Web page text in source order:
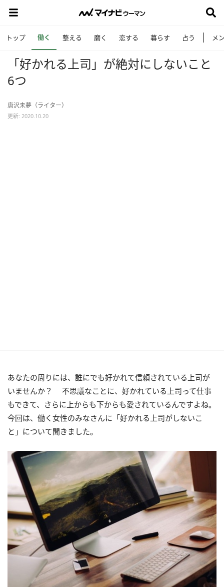
トップ 働く 整える 磨く 恋する 暮らす 占う メ
「好かれる上司」が絶対にしないこと
6つ
唐沢未夢（ライター）
更新: 2020.10.20
あなたの周りには、誰にでも好かれて信頼されている上司が
いませんか？ 不思議なことに、好かれている上司って仕事
もできて、さらに上からも下からも愛されているんですよね。
今回は、働く女性のみなさんに「好かれる上司がしないこ
と」について聞きました。